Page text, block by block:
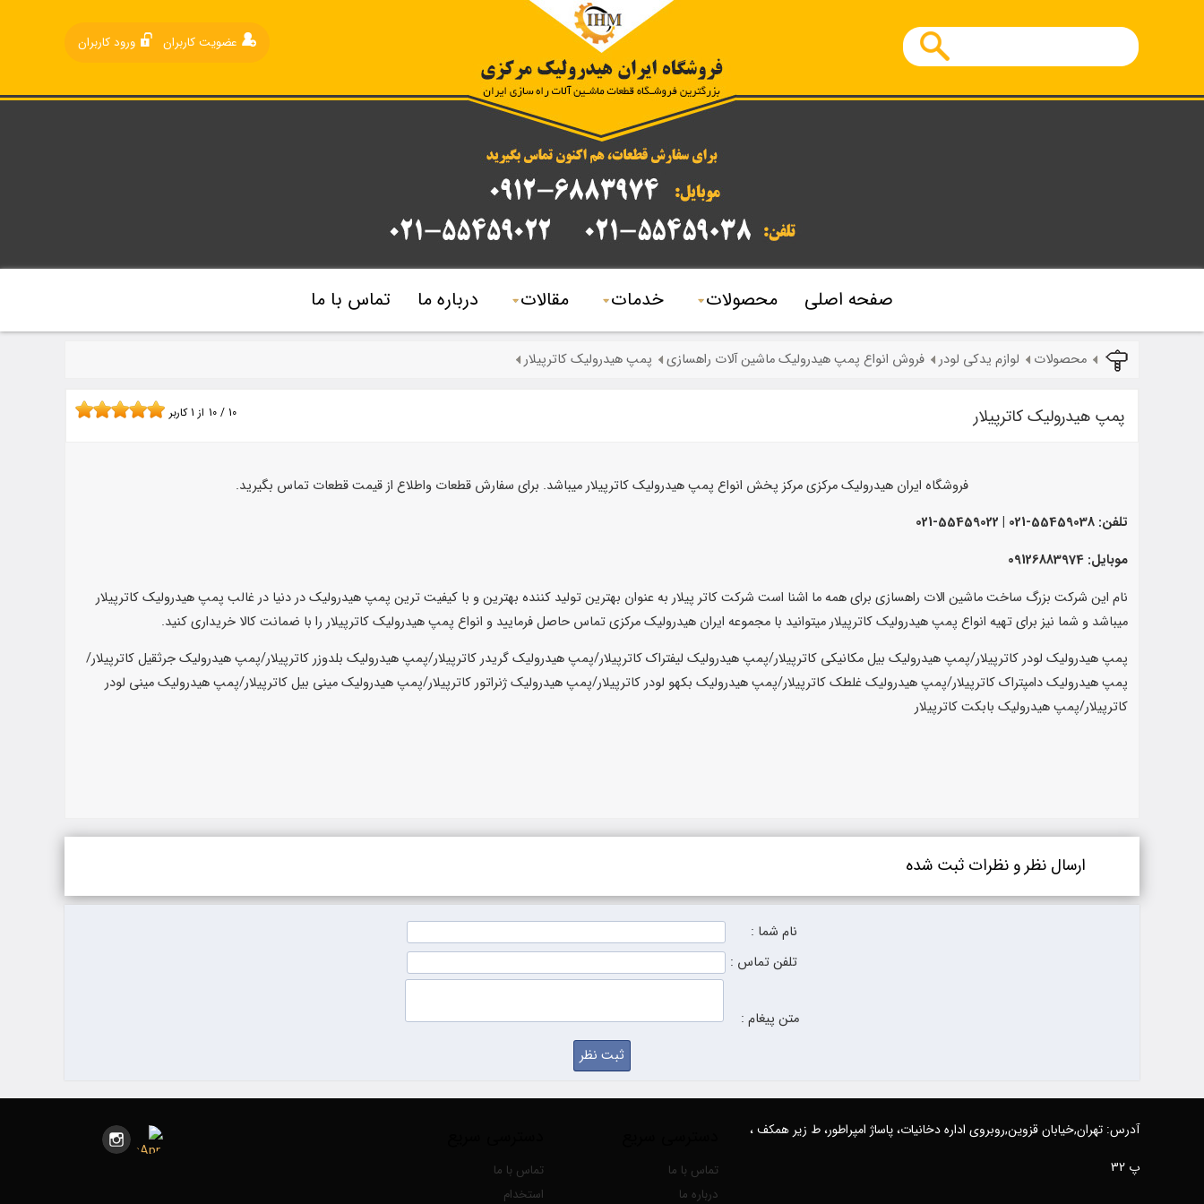
ورود کاربران عضویت کاربران
صفحه اصلی محصولات خدمات مقالات درباره ما تماس با ما
محصولات لوازم یدکی لودر فروش انواع پمپ هیدرولیک ماشین آلات راهسازی پمپ هیدرولیک کاترپیلار
پمپ هیدرولیک کاترپیلار 10 / 10 از 1کاربر
فروشگاه ایران هیدرولیک مرکزی مرکز پخش انواع پمپ هیدرولیک کاترپیلار میباشد. برای سفارش قطعات واطلاع از قیمت قطعات تماس بگیرید.
تلفن: 55459038-021 | 55459022-021
موبایل: 09126883974
نام این شرکت بزرگ ساخت ماشین الات راهسازی برای همه ما اشنا است شرکت کاتر پیلار به عنوان بهترین تولید کننده بهترین و با کیفیت ترین پمپ هیدرولیک در دنیا در غالب پمپ هیدرولیک کاترپیلار
میباشد و شما نیز برای تهیه انواع پمپ هیدرولیک کاترپیلار میتوانید با مجموعه ایران هیدرولیک مرکزی تماس حاصل فرمایید و انواع پمپ هیدرولیک کاترپیلار را با ضمانت کالا خریداری کنید.
پمپ هیدرولیک لودر کاترپیلار/پمپ هیدرولیک بیل مکانیکی کاترپیلار/پمپ هیدرولیک لیفتراک کاترپیلار/پمپ هیدرولیک گریدر کاترپیلار/پمپ هیدرولیک بلدوزر کاترپیلار/پمپ هیدرولیک جرثقیل کاترپیلار/
پمپ هیدرولیک دامپتراک کاترپیلار/پمپ هیدرولیک غلطک کاترپیلار/پمپ هیدرولیک بکهو لودر کاترپیلار/پمپ هیدرولیک ژنراتور کاترپیلار/پمپ هیدرولیک مینی بیل کاترپیلار/پمپ هیدرولیک مینی لودر
کاترپیلار/پمپ هیدرولیک بابکت کاترپیلار
ارسال نظر و نظرات ثبت شده
نام شما :
تلفن تماس :
متن پیغام :
آدرس: تهران,خیابان قزوین,روبروی اداره دخانیات، پاساژ امپراطور، ط زیر همکف ،
پ 32
تماس با ما
درباره ما
تماس با ما
استخدام